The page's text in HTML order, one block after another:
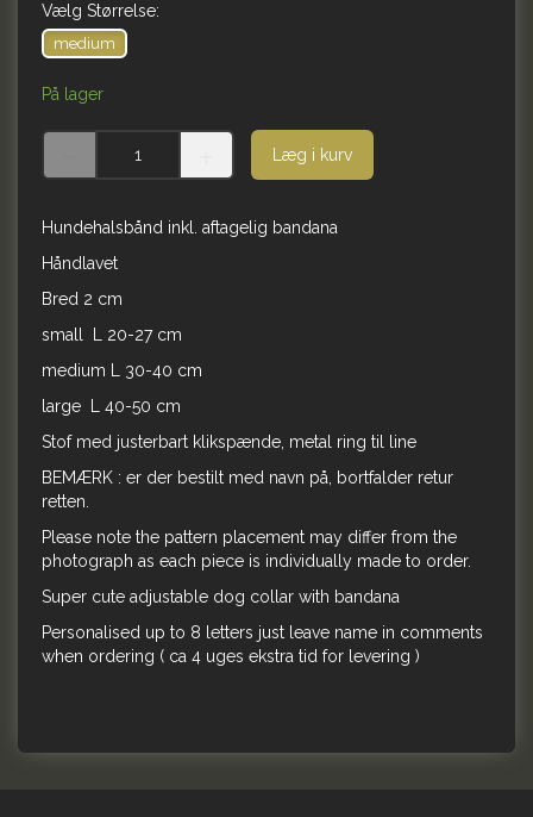
Vælg Størrelse:
medium
På lager
Læg i kurv
Hundehalsbånd inkl. aftagelig bandana
Håndlavet
Bred 2 cm
small L 20-27 cm
medium L 30-40 cm
large L 40-50 cm
Stof med justerbart klikspænde, metal ring til line
BEMÆRK : er der bestilt med navn på, bortfalder retur
retten.
Please note the pattern placement may differ from the
photograph as each piece is individually made to order.
Super cute adjustable dog collar with bandana
Personalised up to 8 letters just leave name in comments
when ordering ( ca 4 uges ekstra tid for levering )